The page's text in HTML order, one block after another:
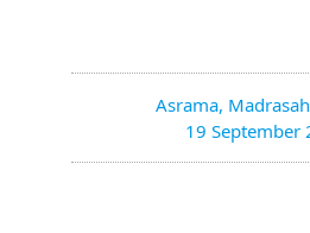
Asrama,
19 September